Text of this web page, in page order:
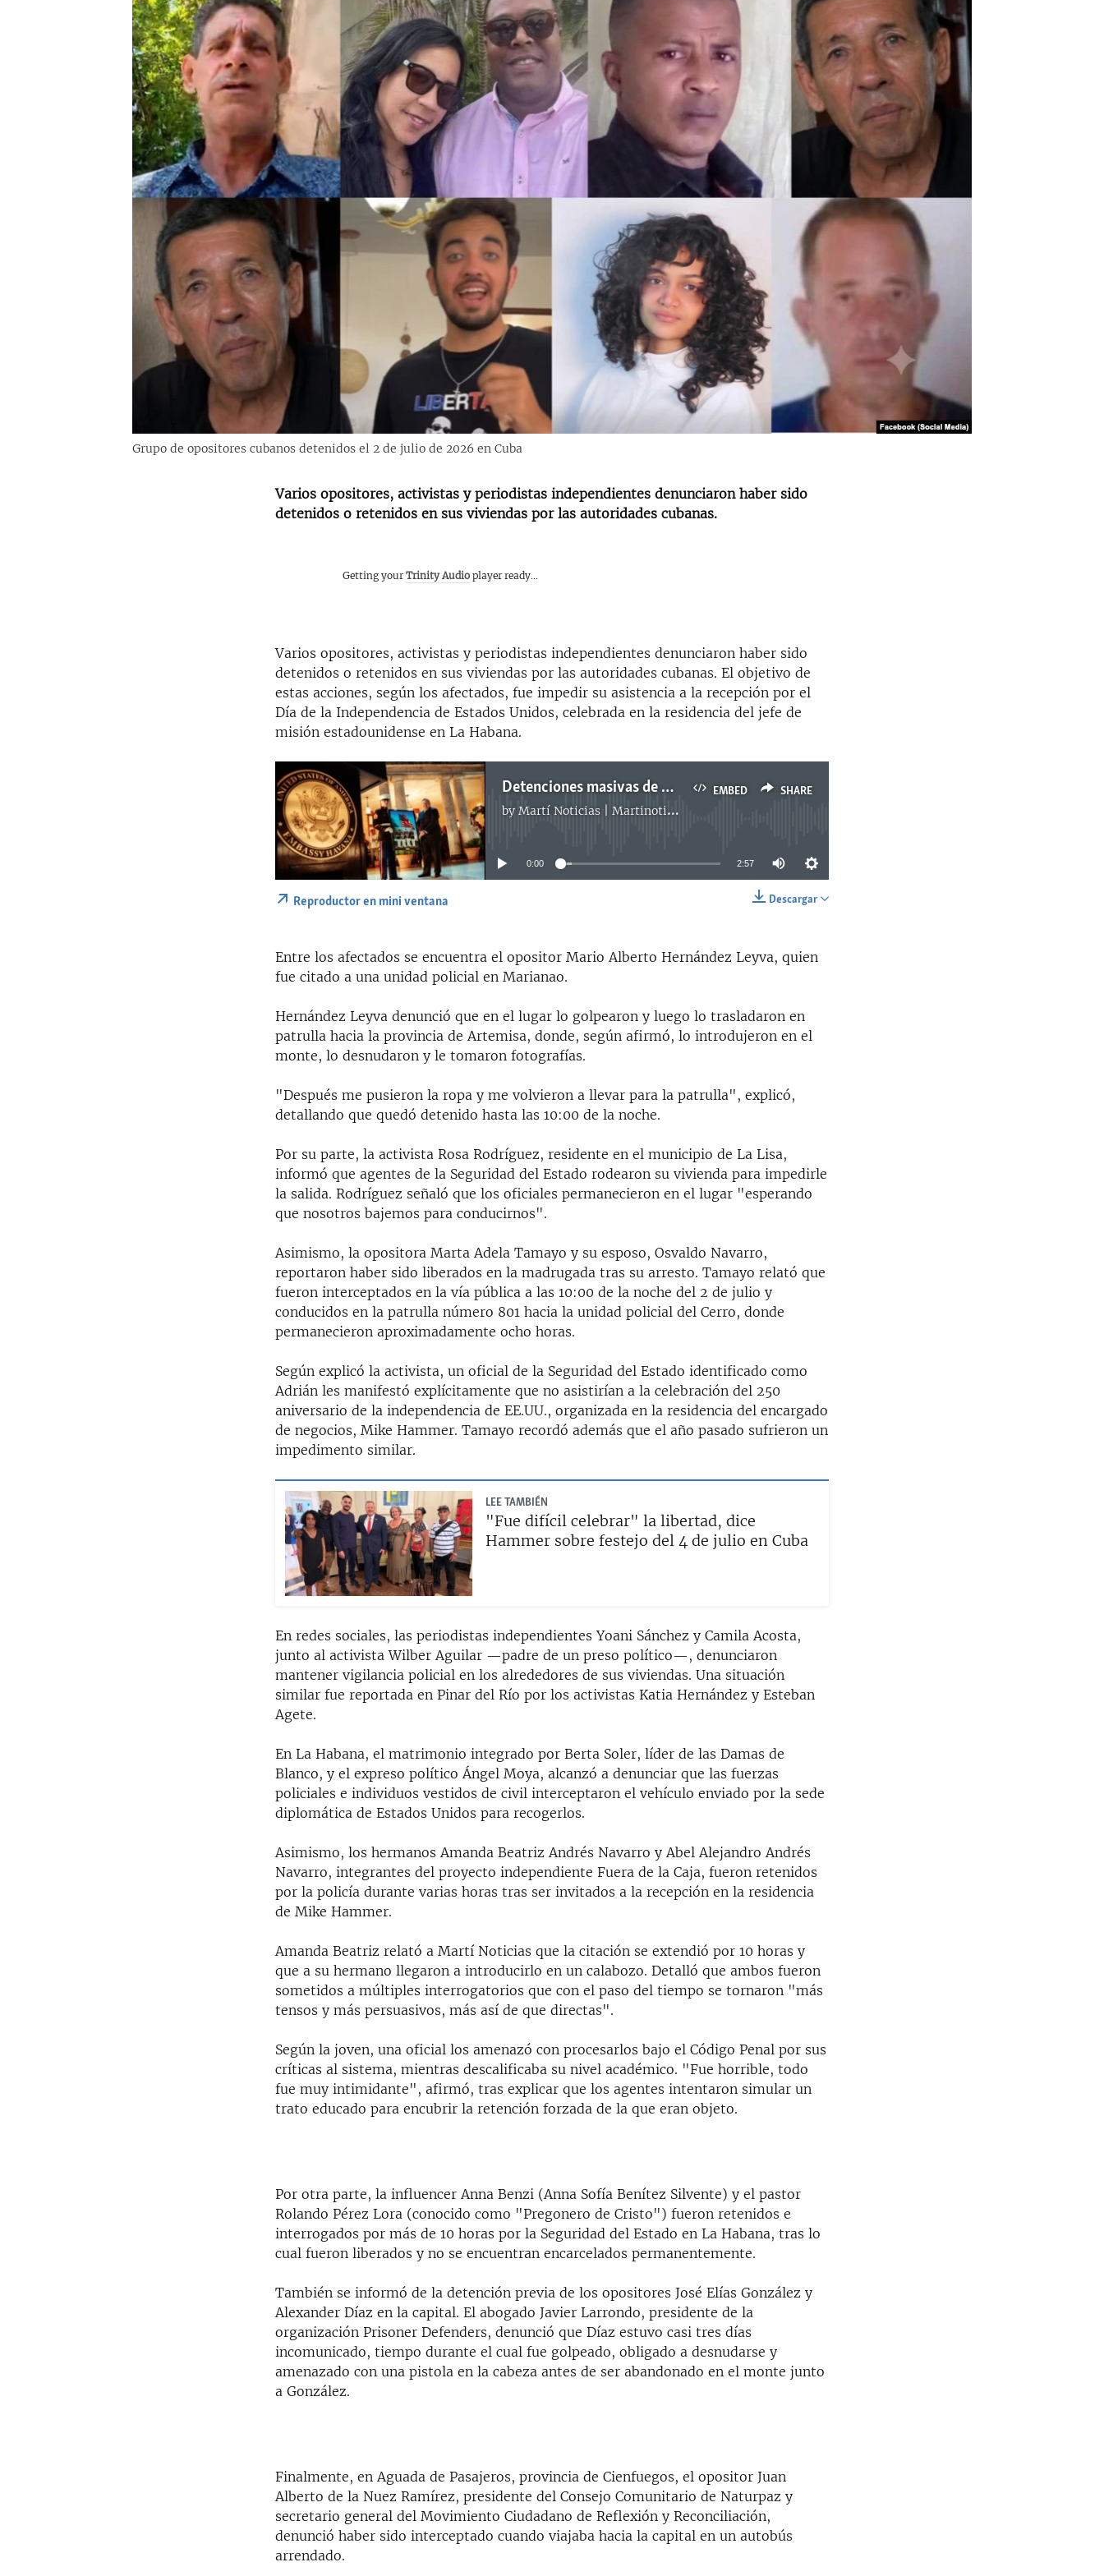
LA REALIDAD DE LA VIVIENDA EN
SER VIEJO EN CUBA
LOS SANTOS DE HIALEAH
DESINFORMACIÓN RUSA EN
LA INVASIÓN DE RUSIA A UCRANIA
Grupo de opositores cubanos detenidos el 2 de julio de 2026 en Cuba
Varios opositores, activistas y periodistas independientes denunciaron haber sido
detenidos o retenidos en sus viviendas por las autoridades cubanas.
Getting yourTrinity Audio player ready...
Varios opositores, activistas y periodistas independientes denunciaron haber sido
detenidos o retenidos en sus viviendas por las autoridades cubanas. El objetivo de
estas acciones, según los afectados, fue impedir su asistencia a la recepción por el
Día de la Independencia de Estados Unidos, celebrada en la residencia del jefe de
misión estadounidense en La Habana.
EMBED SHARE
Detenciones masivas de opositores en Cuba por celebración del 4 de julio
byMartí Noticias | Martinoticias.com
No media source currently available
0:00 2:57
Descargar
Reproductor en mini ventana
Entre los afectados se encuentra el opositor Mario Alberto Hernández Leyva, quien
fue citado a una unidad policial en Marianao.
Hernández Leyva denunció que en el lugar lo golpearon y luego lo trasladaron en
patrulla hacia la provincia de Artemisa, donde, según afirmó, lo introdujeron en el
monte, lo desnudaron y le tomaron fotografías.
"Después me pusieron la ropa y me volvieron a llevar para la patrulla", explicó,
detallando que quedó detenido hasta las 10:00 de la noche.
Por su parte, la activista Rosa Rodríguez, residente en el municipio de La Lisa,
informó que agentes de la Seguridad del Estado rodearon su vivienda para impedirle
la salida. Rodríguez señaló que los oficiales permanecieron en el lugar "esperando
que nosotros bajemos para conducirnos".
Asimismo, la opositora Marta Adela Tamayo y su esposo, Osvaldo Navarro,
reportaron haber sido liberados en la madrugada tras su arresto. Tamayo relató que
fueron interceptados en la vía pública a las 10:00 de la noche del 2 de julio y
conducidos en la patrulla número 801 hacia la unidad policial del Cerro, donde
permanecieron aproximadamente ocho horas.
Según explicó la activista, un oficial de la Seguridad del Estado identificado como
Adrián les manifestó explícitamente que no asistirían a la celebración del 250
aniversario de la independencia de EE.UU., organizada en la residencia del encargado
de negocios, Mike Hammer. Tamayo recordó además que el año pasado sufrieron un
impedimento similar.
LEE TAMBIÉN
"Fue difícil celebrar" la libertad, dice
Hammer sobre festejo del 4 de julio en Cuba
En redes sociales, las periodistas independientes Yoani Sánchez y Camila Acosta,
junto al activista Wilber Aguilar —padre de un preso político—, denunciaron
mantener vigilancia policial en los alrededores de sus viviendas. Una situación
similar fue reportada en Pinar del Río por los activistas Katia Hernández y Esteban
Agete.
En La Habana, el matrimonio integrado por Berta Soler, líder de las Damas de
Blanco, y el expreso político Ángel Moya, alcanzó a denunciar que las fuerzas
policiales e individuos vestidos de civil interceptaron el vehículo enviado por la sede
diplomática de Estados Unidos para recogerlos.
Asimismo, los hermanos Amanda Beatriz Andrés Navarro y Abel Alejandro Andrés
Navarro, integrantes del proyecto independiente Fuera de la Caja, fueron retenidos
por la policía durante varias horas tras ser invitados a la recepción en la residencia
de Mike Hammer.
Amanda Beatriz relató a Martí Noticias que la citación se extendió por 10 horas y
que a su hermano llegaron a introducirlo en un calabozo. Detalló que ambos fueron
sometidos a múltiples interrogatorios que con el paso del tiempo se tornaron "más
tensos y más persuasivos, más así de que directas".
Según la joven, una oficial los amenazó con procesarlos bajo el Código Penal por sus
críticas al sistema, mientras descalificaba su nivel académico. "Fue horrible, todo
fue muy intimidante", afirmó, tras explicar que los agentes intentaron simular un
trato educado para encubrir la retención forzada de la que eran objeto.
Por otra parte, la influencer Anna Benzi (Anna Sofía Benítez Silvente) y el pastor
Rolando Pérez Lora (conocido como "Pregonero de Cristo") fueron retenidos e
interrogados por más de 10 horas por la Seguridad del Estado en La Habana, tras lo
cual fueron liberados y no se encuentran encarcelados permanentemente.
También se informó de la detención previa de los opositores José Elías González y
Alexander Díaz en la capital. El abogado Javier Larrondo, presidente de la
organización Prisoner Defenders, denunció que Díaz estuvo casi tres días
incomunicado, tiempo durante el cual fue golpeado, obligado a desnudarse y
amenazado con una pistola en la cabeza antes de ser abandonado en el monte junto
a González.
Finalmente, en Aguada de Pasajeros, provincia de Cienfuegos, el opositor Juan
Alberto de la Nuez Ramírez, presidente del Consejo Comunitario de Naturpaz y
secretario general del Movimiento Ciudadano de Reflexión y Reconciliación,
denunció haber sido interceptado cuando viajaba hacia la capital en un autobús
arrendado.